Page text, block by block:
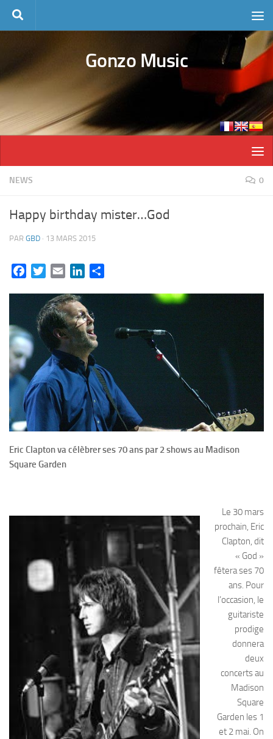
Skip to content
Gonzo Music
NEWS 0
Happy birthday mister…God
PAR GBD · 13 MARS 2015
FacebookTwitterEmail LinkedIn
Eric Clapton va célèbrer ses 70 ans par 2 shows au Madison
Square Garden
Le 30 mars
prochain, Eric
Clapton, dit
« God »
fêtera ses 70
ans. Pour
l’occasion, le
guitariste
prodige
donnera
deux
concerts au
Madison
Square
Garden les 1
et 2 mai. On